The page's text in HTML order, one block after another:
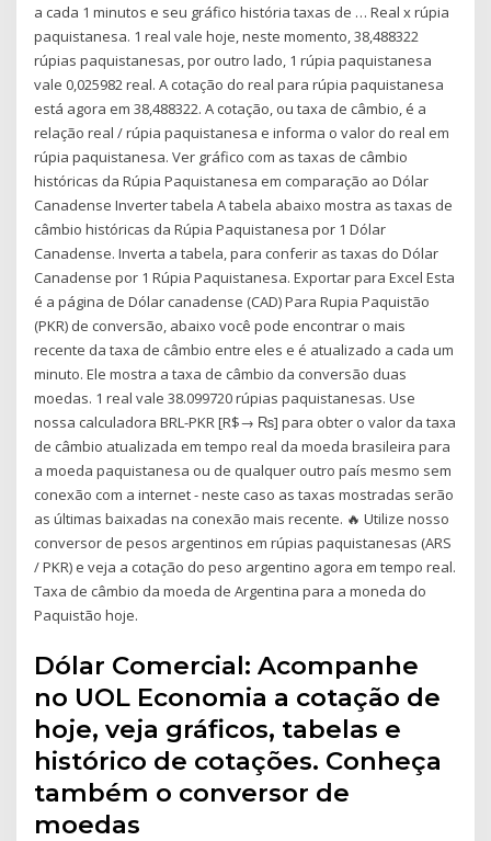
a cada 1 minutos e seu gráfico história taxas de … Real x rúpia
paquistanesa. 1 real vale hoje, neste momento, 38,488322
rúpias paquistanesas, por outro lado, 1 rúpia paquistanesa
vale 0,025982 real. A cotação do real para rúpia paquistanesa
está agora em 38,488322. A cotação, ou taxa de câmbio, é a
relação real / rúpia paquistanesa e informa o valor do real em
rúpia paquistanesa. Ver gráfico com as taxas de câmbio
históricas da Rúpia Paquistanesa em comparação ao Dólar
Canadense Inverter tabela A tabela abaixo mostra as taxas de
câmbio históricas da Rúpia Paquistanesa por 1 Dólar
Canadense. Inverta a tabela, para conferir as taxas do Dólar
Canadense por 1 Rúpia Paquistanesa. Exportar para Excel Esta
é a página de Dólar canadense (CAD) Para Rupia Paquistão
(PKR) de conversão, abaixo você pode encontrar o mais
recente da taxa de câmbio entre eles e é atualizado a cada um
minuto. Ele mostra a taxa de câmbio da conversão duas
moedas. 1 real vale 38.099720 rúpias paquistanesas. Use
nossa calculadora BRL-PKR [R$→ ₨] para obter o valor da taxa
de câmbio atualizada em tempo real da moeda brasileira para
a moeda paquistanesa ou de qualquer outro país mesmo sem
conexão com a internet - neste caso as taxas mostradas serão
as últimas baixadas na conexão mais recente. 🔥 Utilize nosso
conversor de pesos argentinos em rúpias paquistanesas (ARS
/ PKR) e veja a cotação do peso argentino agora em tempo real.
Taxa de câmbio da moeda de Argentina para a moneda do
Paquistão hoje.
Dólar Comercial: Acompanhe
no UOL Economia a cotação de
hoje, veja gráficos, tabelas e
histórico de cotações. Conheça
também o conversor de
moedas